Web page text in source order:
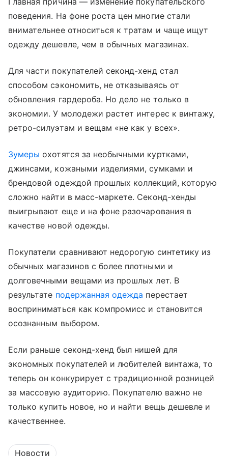
поведения. На фоне роста цен многие стали
внимательнее относиться к тратам и чаще ищут
одежду дешевле, чем в обычных магазинах.
Для части покупателей секонд-хенд стал
способом сэкономить, не отказываясь от
обновления гардероба. Но дело не только в
экономии. У молодежи растет интерес к винтажу,
ретро-силуэтам и вещам «не как у всех».
Зумеры охотятся за необычными куртками,
джинсами, кожаными изделиями, сумками и
брендовой одеждой прошлых коллекций, которую
сложно найти в масс-маркете. Секонд-хенды
выигрывают еще и на фоне разочарования в
качестве новой одежды.
Покупатели сравнивают недорогую синтетику из
обычных магазинов с более плотными и
долговечными вещами из прошлых лет. В
результате подержанная одежда перестает
восприниматься как компромисс и становится
осознанным выбором.
Если раньше секонд-хенд был нишей для
экономных покупателей и любителей винтажа, то
теперь он конкурирует с традиционной розницей
за массовую аудиторию. Покупателю важно не
только купить новое, но и найти вещь дешевле и
качественнее.
Новости